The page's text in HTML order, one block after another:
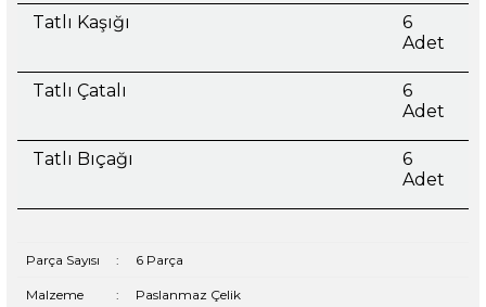
Tatlı Kaşığı
6
Adet
Tatlı Çatalı
6
Adet
Tatlı Bıçağı
6
Adet
Parça Sayısı : 6 Parça
Malzeme : Paslanmaz Çelik